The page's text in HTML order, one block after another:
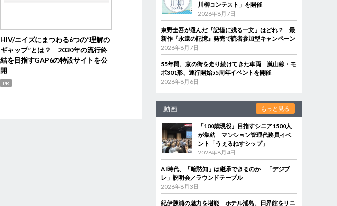
HIV/エイズにまつわる6つの“理解の
ギャップ”とは？ 2030年の流行終
結を目指すGAP6の特設サイトを公
開
PR
川柳コンテスト」を開催
2026年8月7日
東野圭吾が選んだ「記憶に残る一文」はどれ？ 最
新作『永遠の記憶』発売で読者参加型キャンペーン
2026年8月7日
55年間、京の街を走り続けてきた車両 嵐山線・モ
ボ301形、運行開始55周年イベントを開催
2026年8月6日
動画 もっと見る
「100歳現役」目指すシニア1500人
が集結 マンション管理代務員イベ
ント「うぇるねすシップ」
2026年8月4日
AI時代、「暗黙知」は継承できるのか 「デジブ
レ」説明会／ラウンドテーブル
2026年8月3日
紀伊勝浦の魅力を堪能 ホテル浦島、日昇館をリニ